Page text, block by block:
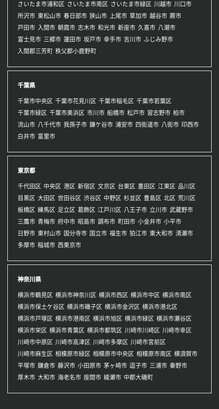
さいたま市浦和区
さいたま市南区 さいたま市緑区 川越市 川口市
所沢市 東松山市 春日部市 狭山市 上尾市 草加市 越谷市 蕨市
戸田市 入間市 朝霞市 志木市 和光市 新座市 久喜市 八潮市
富士見市 三郷市 蓮田市 坂戸市 幸手市 吉川市 ふじみ野市
入間郡三芳町 秩父郡小鹿野町
千葉県
千葉市中央区 千葉市花見川区 千葉市稲毛区 千葉市若葉区
千葉市緑区 千葉市美浜区 市川市 船橋市 松戸市 習志野市 柏市
流山市 八千代市 我孫子市 鎌ケ谷市 浦安市 四街道市 八街市 印西市
白井市 富里市
東京都
千代田区 中央区 港区 新宿区 文京区 台東区 墨田区 江東区 品川区
目黒区 大田区 世田谷区 渋谷区 中野区 杉並区 豊島区 北区 荒川区
板橋区 練馬区 足立区 葛飾区 江戸川区 八王子市 立川市 武蔵野市
三鷹市 青梅市 府中市 昭島市 調布市 町田市 小金井市 小平市
日野市 東村山市 国分寺市 国立市 福生市 狛江市 東大和市 清瀬市
多摩市 稲城市 西東京市
神奈川県
横浜市鶴見区 横浜市神奈川区 横浜市西区 横浜市中区 横浜市南区
横浜市保土ケ谷区 横浜市磯子区 横浜市金沢区 横浜市港北区
横浜市戸塚区 横浜市港南区 横浜市旭区 横浜市緑区 横浜市瀬谷区
横浜市栄区 横浜市青葉区 横浜市都筑区 川崎市川崎区 川崎市幸区
川崎市中原区 川崎市高津区 川崎市多摩区 川崎市宮前区
川崎市麻生区 相模原市緑区 相模原市中央区 相模原市南区 横須賀市
平塚市 鎌倉市 藤沢市 小田原市 茅ヶ崎市 逗子市 三浦市 秦野市
厚木市 大和市 海老名市 座間市 綾瀬市 中郡大磯町